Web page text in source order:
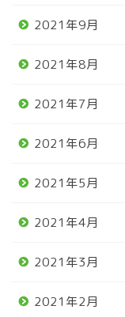
2021年9月
2021年8月
2021年7月
2021年6月
2021年5月
2021年4月
2021年3月
2021年2月